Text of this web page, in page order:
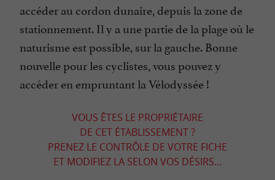
accéder au cordon dunaire, depuis la zone de
stationnement. Il y a une partie de la plage où le
naturisme est possible, sur la gauche. Bonne
nouvelle pour les cyclistes, vous pouvez y
accéder en empruntant la Vélodyssée !
VOUS ÊTES LE PROPRIÉTAIRE
DE CET ÉTABLISSEMENT ?
PRENEZ LE CONTRÔLE DE VOTRE FICHE
ET MODIFIEZ LA SELON VOS DÉSIRS...